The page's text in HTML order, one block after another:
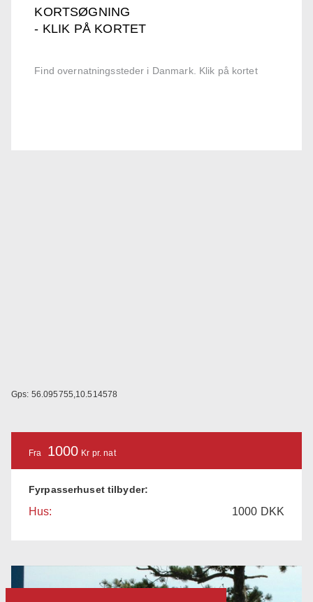
KORTSØGNING
- KLIK PÅ KORTET
Find overnatningssteder i Danmark. Klik på kortet
Gps: 56.095755,10.514578
Fra 1000 Kr pr. nat
Fyrpasserhuset tilbyder:
Hus: 1000 DKK